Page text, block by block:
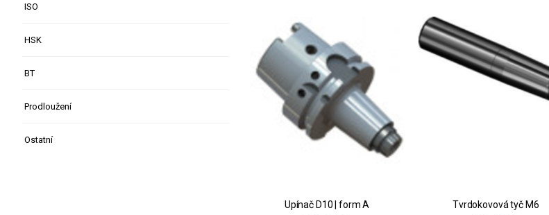
ISO
HSK
BT
Prodloužení
Ostatní
Upínač D10 | form A Tvrdokovová tyč M6